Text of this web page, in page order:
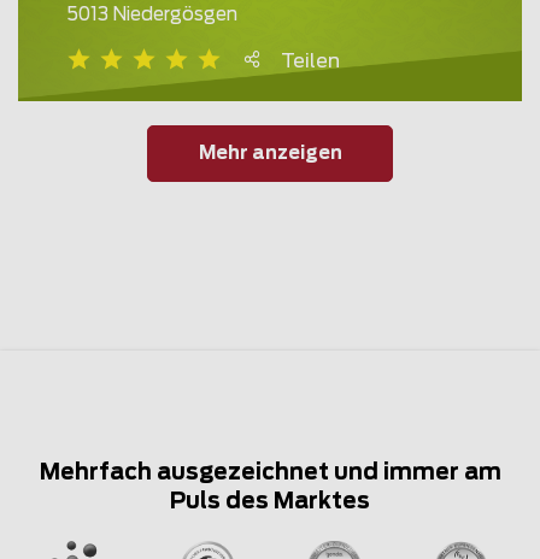
5013 Niedergösgen
Teilen
Mehr anzeigen
Mehrfach ausgezeichnet und immer am
Puls des Marktes